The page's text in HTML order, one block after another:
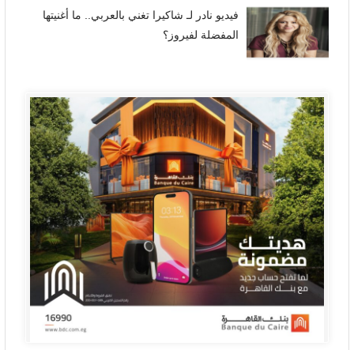
فيديو نادر لـ شاكيرا تغني بالعربي.. ما أغنيتها
المفضلة لفيروز؟